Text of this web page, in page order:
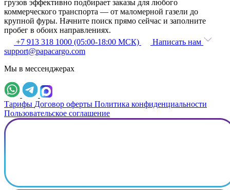
грузов эффективно подбирает заказы для любого
коммерческого транспорта — от маломерной газели до
крупной фуры. Начните поиск прямо сейчас и заполните
пробег в обоих направлениях.
+7 913 318 1000 (05:00-18:00 МСК)
Написать нам
support@papacargo.com
Мы в мессенджерах
Тарифы Договор оферты Политика конфиденциальности
Пользовательское соглашение